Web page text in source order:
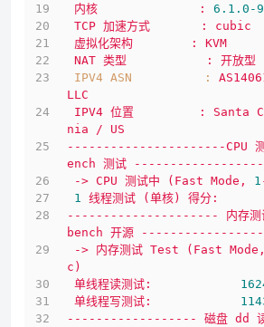
内核
: 6.1 .0 -9
TCP 加速方式 :
cubic
虚拟化架构
:
KVM
NAT 类型 :
开放型
IPV4 ASN          :
LLC
IPV4 位置 : Santa
nia
/
US
----------------------CPU
ench 测试
-> CPU 测试中 (Fast Mode, 1
1
线程测试 (单核) 得分:
---------------------
内存测
bench 开源
-> 内存测试 Test (Fast Mode,
c)
单线程读测试:
单线程写测试:
------------------
磁盘 dd